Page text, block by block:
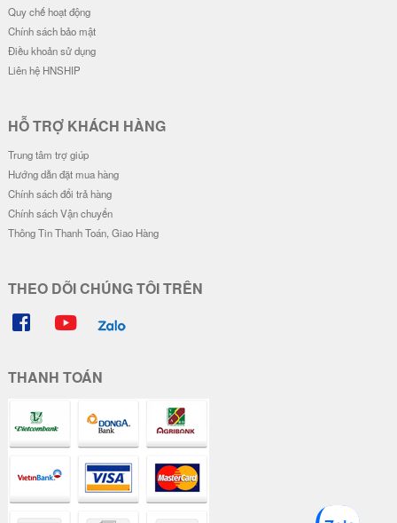
Quy chế hoạt động
Chính sách bảo mật
Điều khoản sử dụng
Liên hệ HNSHIP
HỖ TRỢ KHÁCH HÀNG
Trung tâm trợ giúp
Hướng dẫn đặt mua hàng
Chính sách đổi trả hàng
Chính sách Vận chuyển
Thông Tin Thanh Toán, Giao Hàng
THEO DÕI CHÚNG TÔI TRÊN
THANH TOÁN